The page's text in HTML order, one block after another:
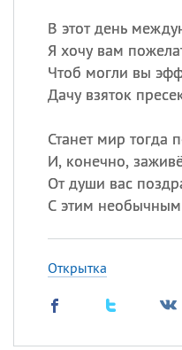
В этот день
Я хочу вам
Чтоб могли вы
Дачу взяток
Станет мир тогда
И, конечно,
От души вас
С этим
Открытка